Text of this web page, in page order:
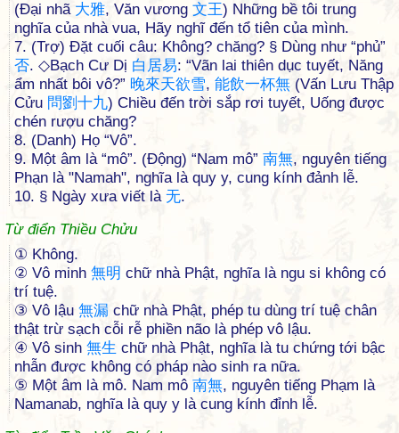
(Đại nhã 大雅, Văn vương 文王) Những bề tôi trung
nghĩa của nhà vua, Hãy nghĩ đến tổ tiên của mình.
7. (Trợ) Đặt cuối câu: Không? chăng? § Dùng như “phủ”
否. ◇Bạch Cư Dị 白 居易: “Vãn lai thiên dục tuyết, Năng
ẩm nhất bôi vô?” 晚來天欲雪, 能飲一杯無 (Vấn Lưu Thập
Cửu 問劉十九) Chiều đến trời sắp rơi tuyết, Uống được
chén rượu chăng?
8. (Danh) Họ “Vô”.
9. Một âm là “mô”. (Động) “Nam mô” 南無, nguyên tiếng
Phạn là "Namah", nghĩa là quy y, cung kính đảnh lễ.
10. § Ngày xưa viết là 无.
Từ điển Thiều Chửu
① Không.
② Vô minh 無明 chữ nhà Phật, nghĩa là ngu si không có
trí tuệ.
③ Vô lậu 無漏 chữ nhà Phật, phép tu dùng trí tuệ chân
thật trừ sạch cỗi rễ phiền não là phép vô lậu.
④ Vô sinh 無生 chữ nhà Phật, nghĩa là tu chứng tới bậc
nhẫn được không có pháp nào sinh ra nữa.
⑤ Một âm là mô. Nam mô 南無, nguyên tiếng Phạm là
Namanab, nghĩa là quy y là cung kính đỉnh lễ.